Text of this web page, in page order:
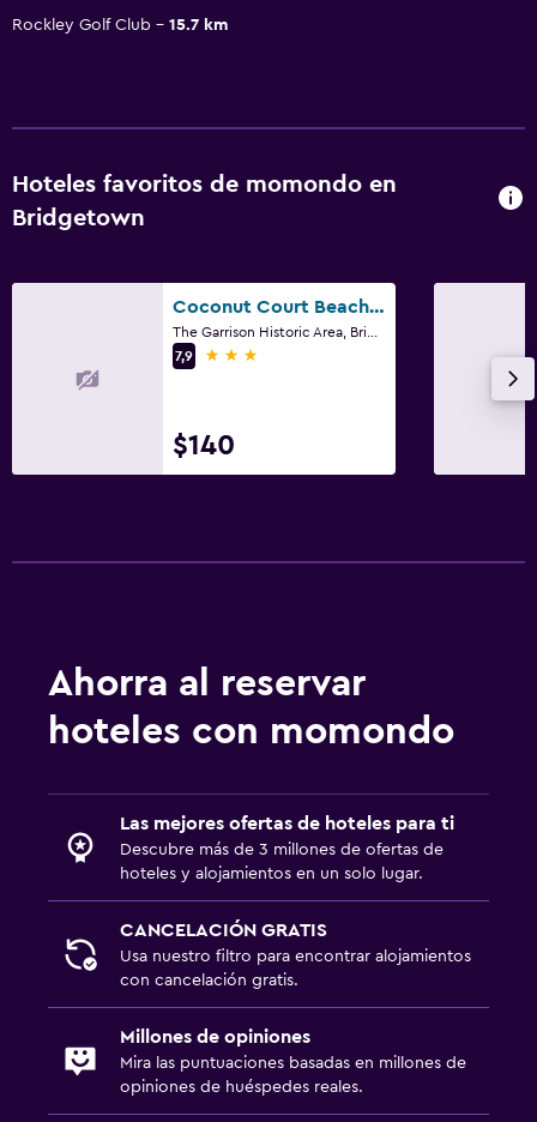
Rockley Golf Club
15.7 km
Hoteles favoritos de momondo en
Bridgetown
Coconut Court Beach Hotel
7,9
3 estrellas
$140
Ahorra al reservar
hoteles con momondo
Las mejores ofertas de hoteles para ti
Descubre más de 3 millones de ofertas de
hoteles y alojamientos en un solo lugar.
CANCELACIÓN GRATIS
Usa nuestro filtro para encontrar alojamientos
con cancelación gratis.
Millones de opiniones
Mira las puntuaciones basadas en millones de
opiniones de huéspedes reales.